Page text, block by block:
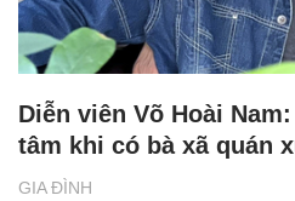
GIA ĐÌNH
Diễn viên Võ Hoài
tâm khi có bà xã quán